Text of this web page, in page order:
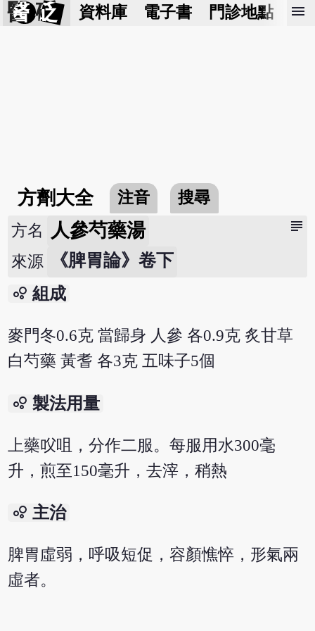
醫 砭 資料庫 電子書 門診地點 預
menu
方劑大全 注音 搜尋
subject
方名 人參芍藥湯
來源 《脾胃論》卷下
bubble_chart 組成
麥門冬0.6克 當歸身 人參 各0.9克 炙甘草
白芍藥 黃耆 各3克 五味子5個
bubble_chart 製法用量
上藥㕮咀，分作二服。每服用水300毫
升，煎至150毫升，去滓，稍熱
bubble_chart 主治
脾胃虛弱，呼吸短促，容顏憔悴，形氣兩
虛者。